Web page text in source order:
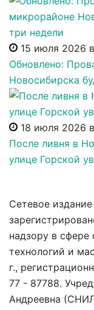
15 июля 2026
Обновлено:
Новосибирска
18 июля 2026
После ливня в
улице Горской
Сетевое
надзору в
технологий и
г.,
77 - 87788.
Андреевна